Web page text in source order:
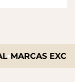
MARCAS